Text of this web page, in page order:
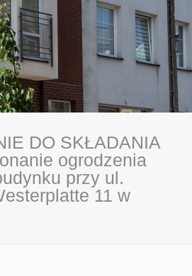
DO SKŁADANIA
ogrodzenia
przy ul.
11 w